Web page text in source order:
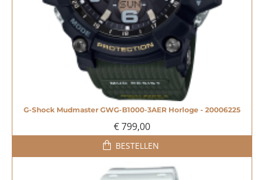
G-Shock Mudmaster GWG-B1000-3AER Horloge - 20006225
€ 799,00
BESTELLEN